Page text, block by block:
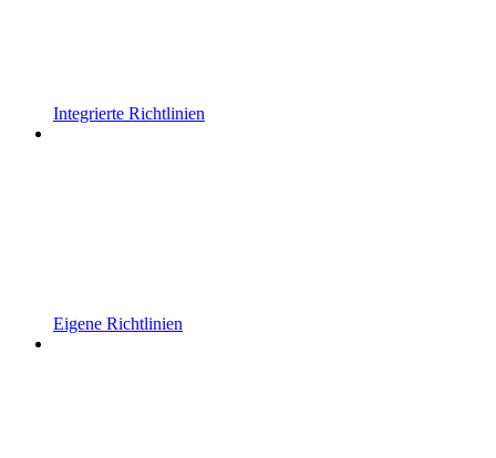
Integrierte Richtlinien
Eigene Richtlinien